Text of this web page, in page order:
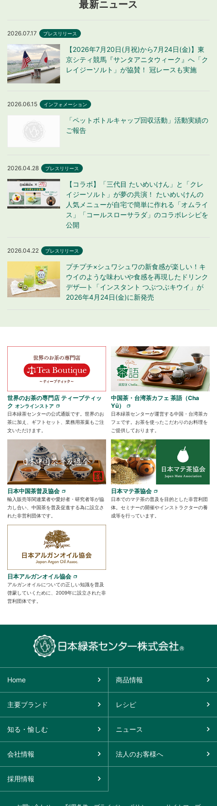
最新ニュース
2026.07.17 プレスリリース
【2026年7月20日(月祝)から7月24日(金)】東
京シティ競馬『サンタアニタウィーク』へ「ク
レイジーソルト」が協賛！ 冠レースも実施
2026.06.15 インフォメーション
「ペットボトルキャップ回収活動」活動実績の
ご報告
2026.04.28 プレスリリース
【コラボ】「三代目 たいめいけん」と「クレ
イジーソルト」が夢の共演！ たいめいけんの
人気メニューが自宅で簡単に作れる「オムライ
ス」「コールスローサラダ」のコラボレシピを
公開
2026.04.22 プレスリリース
プチプチ×シュワシュワの新食感が楽しい！キ
ウイのような味わいや食感を再現したドリンク
デザ―ト「インスタント つぶつぶキウイ」が
2026年4月24日(金)に新発売
世界のお茶の専門店 ティーブティッ
ク オンラインストア
日本緑茶センターの公式通販です。世界のお
茶に加え、ギフトセット、業務用茶葉もご注
文いただけます。
中国茶・台湾茶カフェ 茶語（Cha
Yū）
日本緑茶センターが運営する中国・台湾茶カ
フェです。お茶を使ったこだわりのお料理を
ご提供しております。
日本中国茶普及協会
輸入販売等関連業者や愛好者・研究者等が協
力し合い、中国茶を普及促進する為に設立さ
れた非営利団体です。
日本マテ茶協会
日本でのマテ茶の普及を目的とした非営利団
体。セミナーの開催やインストラクターの養
成等を行っています。
日本アルガンオイル協会
アルガンオイルについての正しい知識を普及
啓蒙していくために、2009年に設立された非
営利団体です。
Home 商品情報
主要ブランド レシピ
知る・愉しむ ニュース
会社情報 法人のお客様へ
採用情報